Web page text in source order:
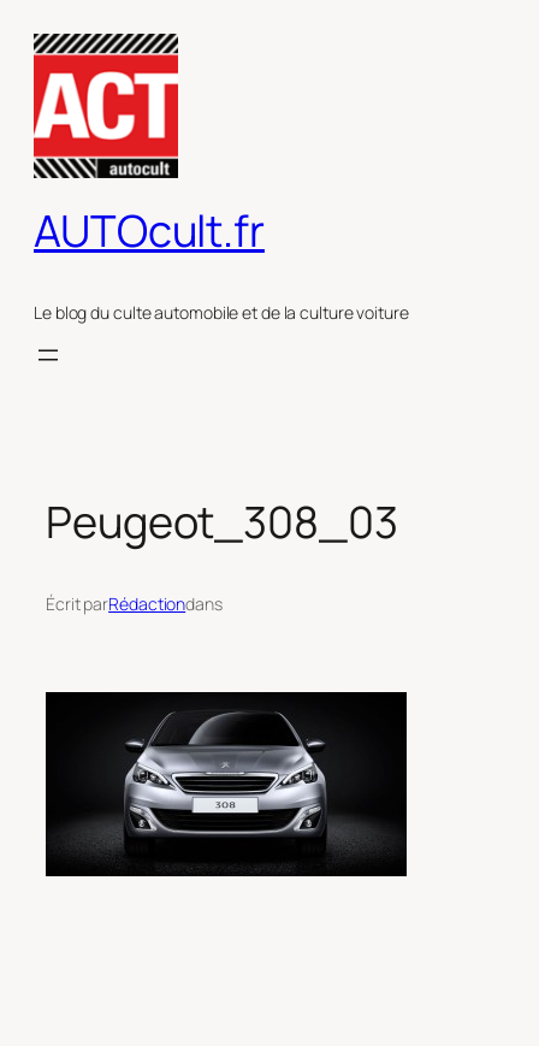
contenu
AUTOcult.fr
Le blog du culte automobile et de la culture voiture
Peugeot_308_03
Écrit parRédactiondans